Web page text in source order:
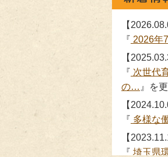
【
『 2026
【
『 次世代
の… 』を
【
『 多様な
【
『 埼玉県